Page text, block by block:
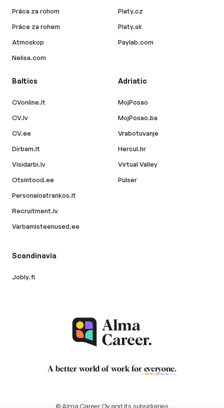
Práca za rohom
Práce za rohem
Atmoskop
Nelisa.com
Platy.cz
Platy.sk
Paylab.com
Baltics
CVonline.lt
CV.lv
CV.ee
Dirbam.lt
Visidarbi.lv
Otsintood.ee
Personaloatrankos.lt
Recruitment.lv
Varbamisteenused.ee
Adriatic
MojPosao
MojPosao.ba
Vrabotuvanje
Hercul.hr
Virtual Valley
Pulser
Scandinavia
Jobly.fi
A better world of work for everyone.
© Alma Career Oy and its subsidiaries